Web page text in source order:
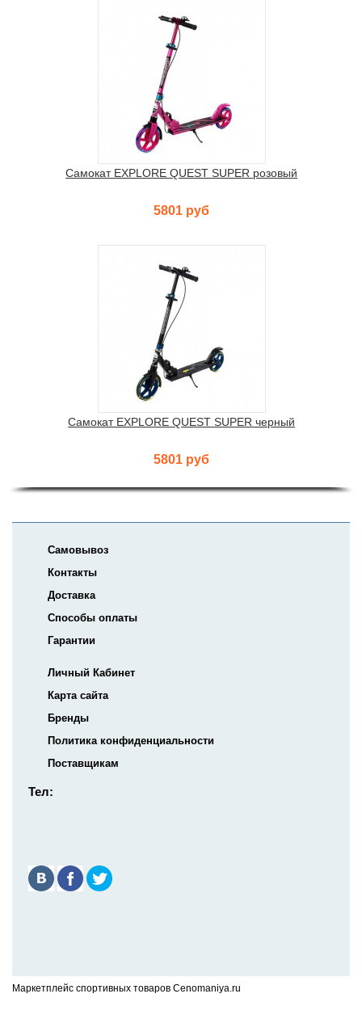
Самокат EXPLORE QUEST SUPER розовый
5801 руб
Самокат EXPLORE QUEST SUPER черный
5801 руб
Самовывоз
Контакты
Доставка
Способы оплаты
Гарантии
Личный Кабинет
Карта сайта
Бренды
Политика конфиденциальности
Поставщикам
Тел:
Маркетплейс спортивных товаров Cenomaniya.ru